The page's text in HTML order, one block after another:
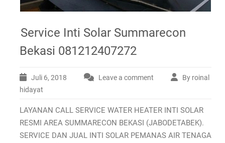
Service Inti Solar Summarecon
Bekasi 081212407272
Juli 6, 2018 Leave a comment
By roinal
hidayat
LAYANAN CALL SERVICE WATER HEATER INTI SOLAR
RESMI AREA SUMMARECON BEKASI (JABODETABEK).
SERVICE DAN JUAL INTI SOLAR PEMANAS AIR TENAGA